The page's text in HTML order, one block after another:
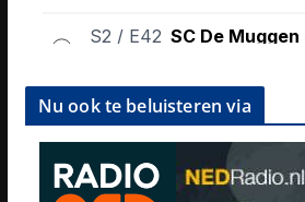
Nu ook te beluisteren via